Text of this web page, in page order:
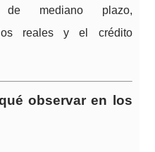
de mediano plazo,
reales y el crédito
observar en los